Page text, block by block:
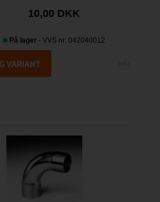
10,00 DKK
På lager - VVS nr: 042040012